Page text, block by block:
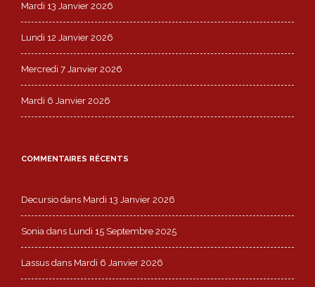
Mardi 13 Janvier 2026
Lundi 12 Janvier 2026
Mercredi 7 Janvier 2026
Mardi 6 Janvier 2026
COMMENTAIRES RÉCENTS
Decursio dans Mardi 13 Janvier 2026
Sonia dans Lundi 15 Septembre 2025
Lassus dans Mardi 6 Janvier 2026